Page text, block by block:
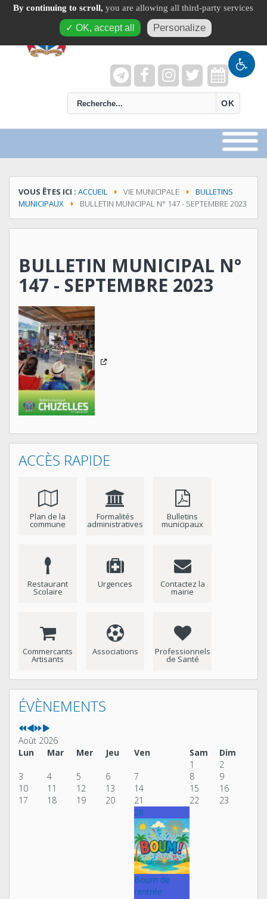
OK
VOUS ÊTES ICI : ACCUEIL VIE MUNICIPALE
BULLETINS
MUNICIPAUX
BULLETIN MUNICIPAL N° 147 - SEPTEMBRE 2023
BULLETIN MUNICIPAL N°
147 - SEPTEMBRE 2023
ACCÈS RAPIDE
Plan de la
commune
Formalités
administratives
Bulletins
municipaux
Restaurant
Scolaire
Urgences Contactez la
mairie
Commercants
Artisants
Associations Professionnels
de Santé
ÉVÈNEMENTS
Année
précédente
Mois
précédent
Année
suivante
Mois
suivant
Août 2026
Lun
Mar Mer Jeu Ven Sam
Dim
1
2
3
4 5 6 7 8
9
10
11 12 13 14 15
16
17
18 19 20 21 22 23
28
Boum de
rentrée
By continuing to scroll, you are allowing all third-party services
✓ OK, accept all Personalize